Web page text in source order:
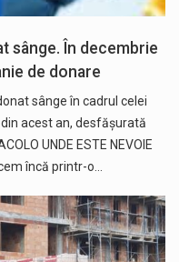
sânge. În decembrie
de donare
sânge în cadrul celei
acest an, desfășurată
UNDE ESTE NEVOIE
încă printr-o…